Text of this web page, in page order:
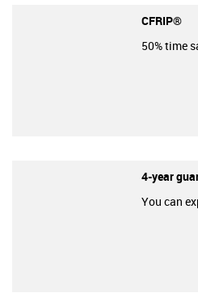
CFRIP®
50% time
4-year
You can